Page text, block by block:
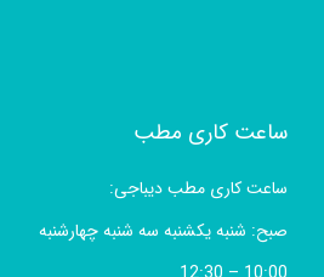
ساعت کاری مطب
ساعت کاری مطب دیباجی:
صبح: شنبه یکشنبه سه شنبه چهارشنبه